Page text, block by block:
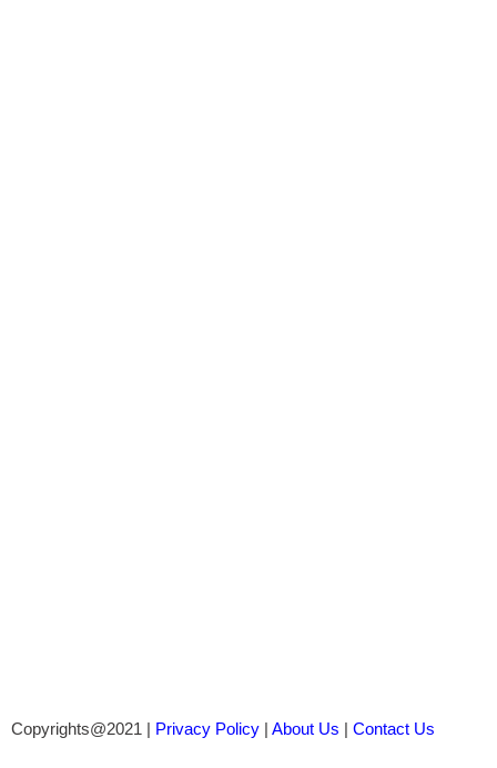
Copyrights@2021 | Privacy Policy | About Us | Contact Us